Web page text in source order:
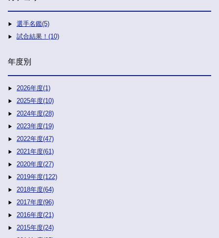
選手名鑑(5)
試合結果！(10)
年度別
2026年度(1)
2025年度(10)
2024年度(28)
2023年度(19)
2022年度(47)
2021年度(61)
2020年度(27)
2019年度(122)
2018年度(64)
2017年度(96)
2016年度(21)
2015年度(24)